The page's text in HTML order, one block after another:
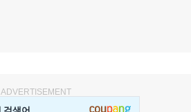
ADVERTISEMENT